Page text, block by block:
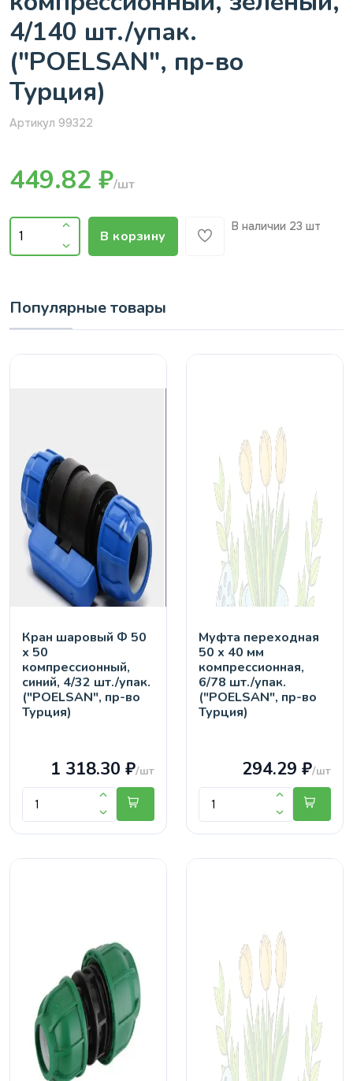
4/140 шт./упак.
("POELSAN", пр-во
Турция)
Артикул 99322
449.82 ₽/шт
В корзину
В наличии 23 шт
Популярные товары
Кран шaровый Ф 50
х 50
компрессионный,
синий, 4/32 шт./упак.
("POELSAN", пр-во
Турция)
1 318.30 ₽/шт
Муфта переходная
50 х 40 мм
компрессионная,
6/78 шт./упак.
("POELSAN", пр-во
Турция)
294.29 ₽/шт